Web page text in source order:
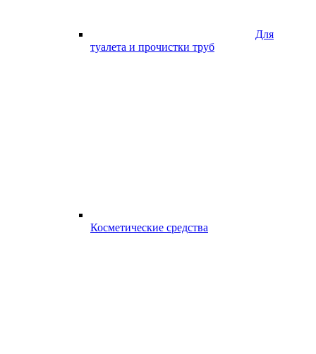
Для
туалета и прочистки труб
Косметические средства